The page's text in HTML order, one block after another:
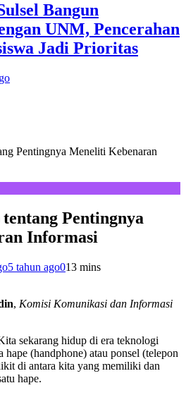
Bangun
UNM, Pencerahan
Jadi Prioritas
Pentingnya Meneliti Kebenaran
Pentingnya
Informasi
5 tahun ago013 mins
, Komisi Komunikasi dan Informasi
sekarang hidup di era teknologi
(handphone) atau ponsel (telepon
di antara kita yang memiliki dan
hape.